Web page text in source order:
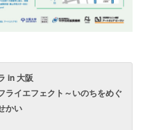
in 大阪
ライエフェクト～いのちをめぐ
かい